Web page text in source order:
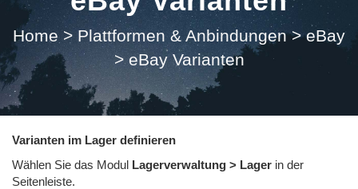
Home > Plattformen & Anbindungen > eBay
> eBay Varianten
Varianten im Lager definieren
Wählen Sie das Modul Lagerverwaltung > Lager in der
Seitenleiste.